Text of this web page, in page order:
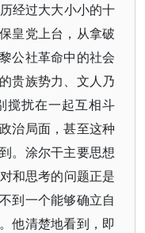
经过大大小小的十
皇党上台，从拿破
公社革命中的社会
贵族势力、文人乃
搅扰在一起互相斗
治局面，甚至这种
。涂尔干主要思想
和思考的问题正是
到一个能够确立自
他清楚地看到，即